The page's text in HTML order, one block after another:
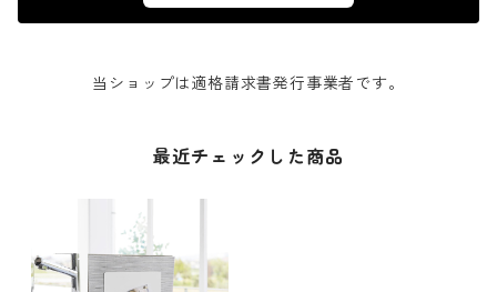
当ショップは適格請求書発行事業者です。
最近チェックした商品